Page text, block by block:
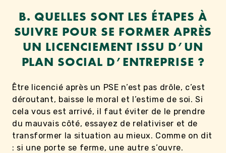
B. QUELLES SONT LES ÉTAPES À
SUIVRE POUR SE FORMER APRÈS
UN LICENCIEMENT ISSU D’UN
PLAN SOCIAL D’ENTREPRISE ?
Être licencié après un PSE n’est pas drôle, c’est
déroutant, baisse le moral et l’estime de soi. Si
cela vous est arrivé, il faut éviter de le prendre
du mauvais côté, essayez de relativiser et de
transformer la situation au mieux. Comme on dit
: si une porte se ferme, une autre s’ouvre.